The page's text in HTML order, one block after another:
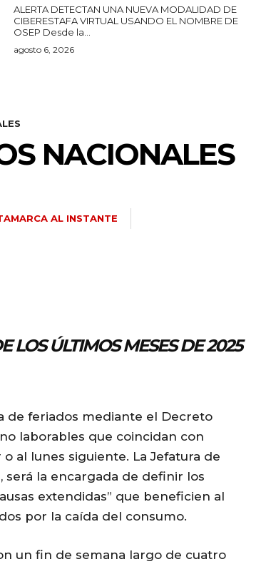
ALERTA DETECTAN UNA NUEVA MODALIDAD DE
CIBERESTAFA VIRTUAL USANDO EL NOMBRE DE
OSEP Desde la...
agosto 6, 2026